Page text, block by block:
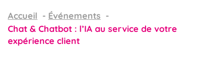
Accueil
Événements
Chat & Chatbot : l’IA au service de votre
expérience client